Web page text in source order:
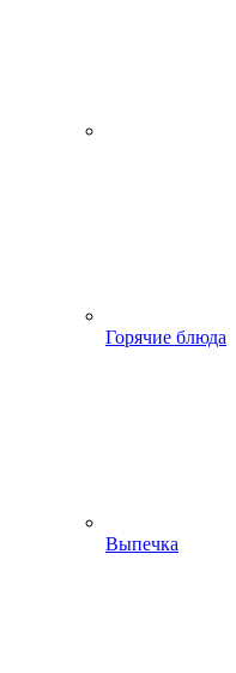
Горячие блюда
Выпечка